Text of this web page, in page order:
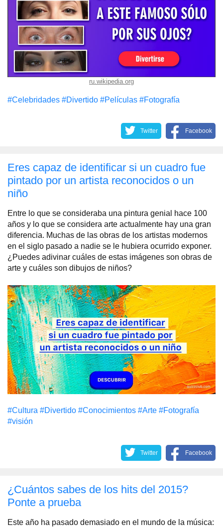
ru.wikipedia.org
#Celebridades #Divertido #Películas #Fotografía
Twitter Facebook
Eres capaz de identificar si un cuadro fue
pintado por un artista reconocidos o un
niño
Entre lo que se consideraba una pintura genial hace 100
años y lo que se considera arte actualmente hay una gran
diferencia. Muchas de las obras de los artistas modernos
en el siglo pasado a nadie se le hubiera ocurrido exponer.
¿Puedes adivinar cuáles de estas imágenes son obras de
arte y cuáles son dibujos de niños?
#Cultura #Divertido #Conocimientos #Arte #Fotografía
#visión
Twitter Facebook
¿Cuántos sabes de los hits del 2015?
Ponte a prueba
Este año ha pasado demasiado en el mundo de la música: